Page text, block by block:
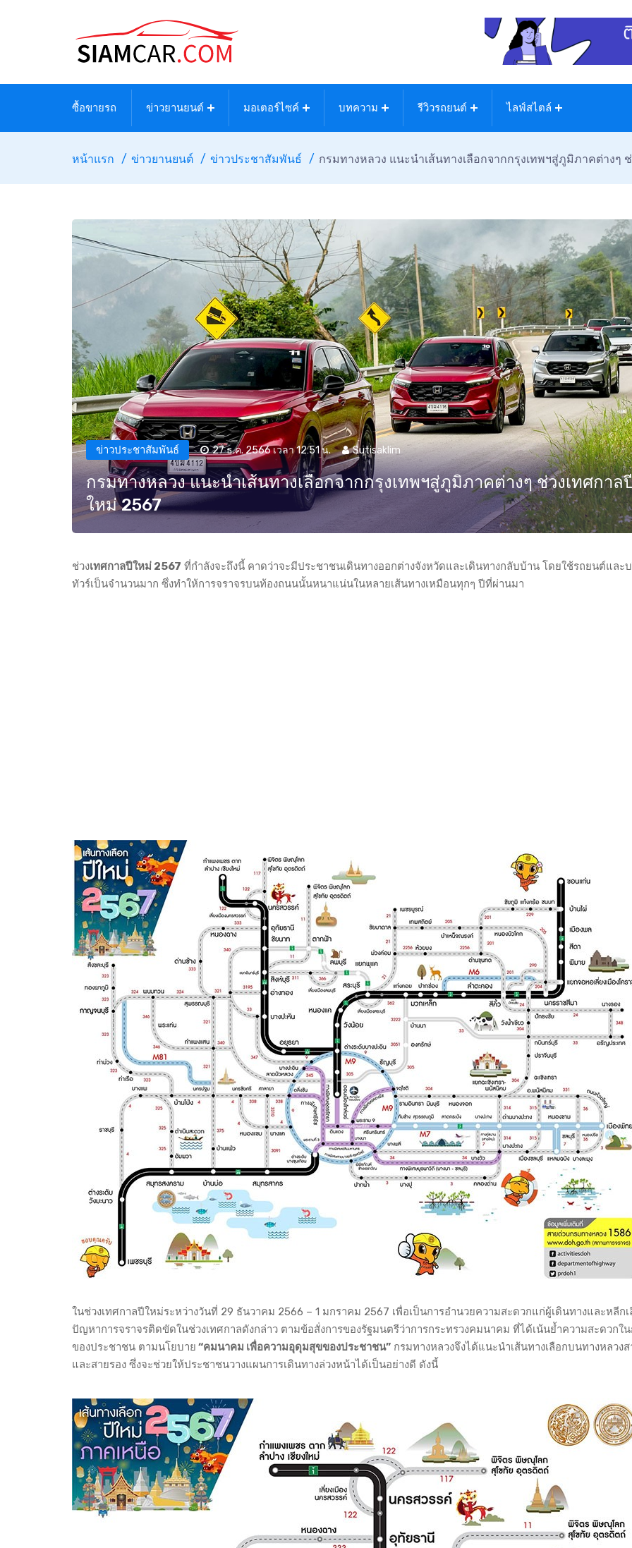
ซื้อขายรถ ข่าวยานยนต์ มอเตอร์ไซค์ บทความ รีวิวรถยนต์ ไลฟ์สไตล์
หน้าแรก ข่าวยานยนต์ ข่าวประชาสัมพันธ์ กรมทางหลวง แนะนำเส้นทางเลือกจากกรุงเทพฯสู่ภูมิภาคต่างๆ
ข่าวประชาสัมพันธ์ 27 ธ.ค. 2566 เวลา 12:51 น. Sutisaklim
กรมทางหลวง แนะนำเส้นทางเลือกจากกรุงเทพฯสู่ภูมิภาคต่างๆ ช่วงเทศกาล
ใหม่ 2567
ช่วงเทศกาลปีใหม่ 2567 ที่กำลังจะถึงนี้ คาดว่าจะมีประชาชนเดินทางออกต่างจังหวัดและเดินทางกลับบ้าน โดยใช้รถยนต์และ
ทัวร์เป็นจำนวนมาก ซึ่งทำให้การจราจรบนท้องถนนนั้นหนาแน่นในหลายเส้นทางเหมือนทุกๆ ปีที่ผ่านมา
ในช่วงเทศกาลปีใหม่ระหว่างวันที่ 29 ธันวาคม 2566 – 1 มกราคม 2567 เพื่อเป็นการอำนวยความสะดวกแก่ผู้เดินทางและหลีกเ
ปัญหาการจราจรติดขัดในช่วงเทศกาลดังกล่าว ตามข้อสั่งการของรัฐมนตรีว่าการกระทรวงคมนาคม ที่ได้เน้นย้ำความสะดวกใน
ของประชาชน ตามนโยบาย “คมนาคม เพื่อความอุดุมสุขของประชาชน” กรมทางหลวงจึงได้แนะนำเส้นทางเลือกบนทางหลวง
และสายรอง ซึ่งจะช่วยให้ประชาชนวางแผนการเดินทางล่วงหน้าได้เป็นอย่างดี ดังนี้